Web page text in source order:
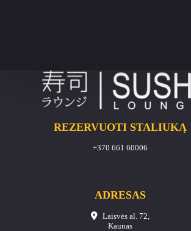
REZERVUOTI STALIUKĄ
+370 661 60006
ADRESAS
Laisvės al. 72,
Kaunas